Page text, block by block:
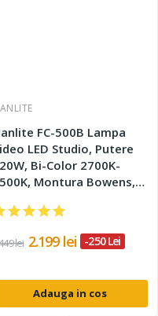
FC-500B Lampa
LED Studio, Putere
Bi-Color 2700K-
Montura Bowens,
lei 2.199 lei -250 Lei
Adauga in cos